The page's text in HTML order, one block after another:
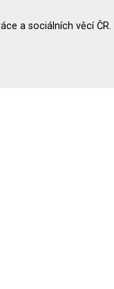
a sociálních věcí ČR.